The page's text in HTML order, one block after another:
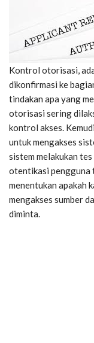
Kontrol otorisasi,
dikonfirmasi ke
tindakan apa yang
otorisasi sering
kontrol akses.
untuk mengakses
sistem melakukan
otentikasi pengguna
menentukan apakah
mengakses sumber
diminta.